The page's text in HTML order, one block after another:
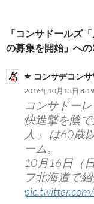
シ
ョ
ン
「コンサドールズ
の募集を開始」へ
コンサデコンサ
2016年10月15日
コンサドー
快進撃を陰
人」 は60歳
ーム。
10月16日（
フ北海道で紹